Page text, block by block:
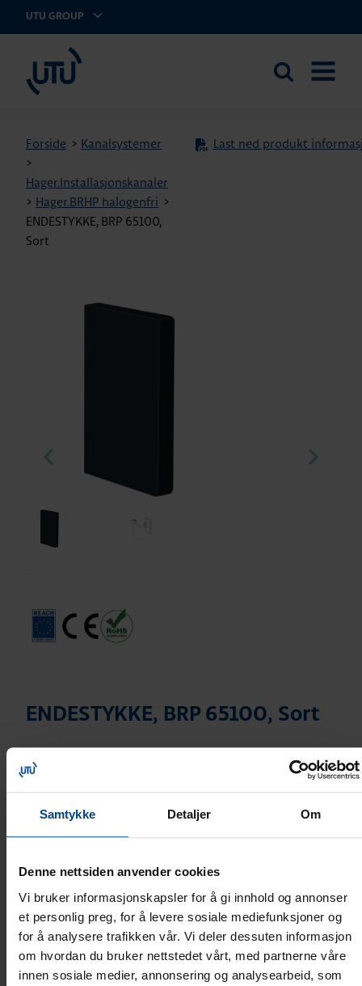
Samtykke Detaljer Om
Denne nettsiden anvender cookies
Vi bruker informasjonskapsler for å gi innhold og annonser
et personlig preg, for å levere sosiale mediefunksjoner og
for å analysere trafikken vår. Vi deler dessuten informasjon
om hvordan du bruker nettstedet vårt, med partnerne våre
innen sosiale medier, annonsering og analysearbeid, som
UTU GROUP
Search
Forside > Kanalsystemer
>
Hager.Installasjonskanaler
> Hager.BRHP halogenfri >
ENDESTYKKE, BRP 65100,
Sort
Last ned produkt
ENDESTYKKE, BRP 65100, Sort
Elnummer: 1200708
Brand: Hager
GTIN: 4012740856119
Produktspekter: tehalit.BRP, tehalit.BRHP
Endestykke med stor toleranse ved kapp og en enkel
montering. Materiale: Hard PVC Leveringsform: En del.
Farge: Sort